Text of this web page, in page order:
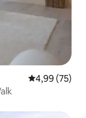
Évaluation
4,99 (75)